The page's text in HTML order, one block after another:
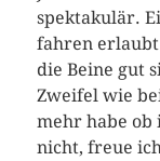
spektakulär.
fahren erlaubt
die Beine gut
Zweifel wie
mehr habe ob
nicht, freue